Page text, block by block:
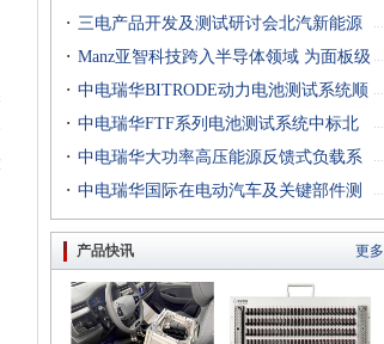
到二十万逻辑单元的T200 FPGA
...
· 三电产品开发及测试研讨会北汽新能源
专场成功举行
...
· Manz亚智科技跨入半导体领域 为面板级
扇出型封装提供化学湿制程、涂布及激光应
用等生产设备解决方案
...
· 中电瑞华BITRODE动力电池测试系统顺
利交付北汽新能源
...
· 中电瑞华FTF系列电池测试系统中标北
京新能源汽车股份有限公司
...
· 中电瑞华大功率高压能源反馈式负载系
统成功交付中电熊猫
...
· 中电瑞华国际在电动汽车及关键部件测
评研讨会上演绎先进测评技术
产品快讯 更多